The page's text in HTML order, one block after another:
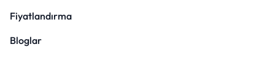
Fiyatlandırma
Bloglar